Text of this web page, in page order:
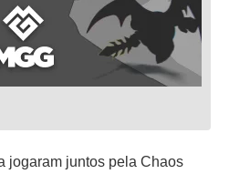
jogaram juntos pela Chaos